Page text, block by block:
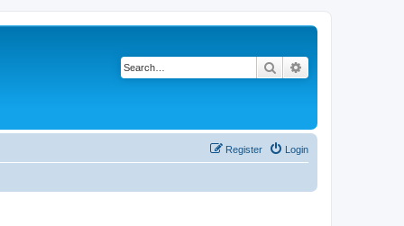
Search
Login
Register